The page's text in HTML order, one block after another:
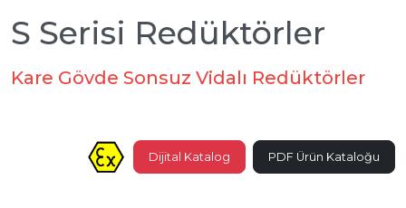
S Serisi Redüktörler
Kare Gövde Sonsuz Vidalı Redüktörler
Dijital Katalog PDF Ürün Kataloğu